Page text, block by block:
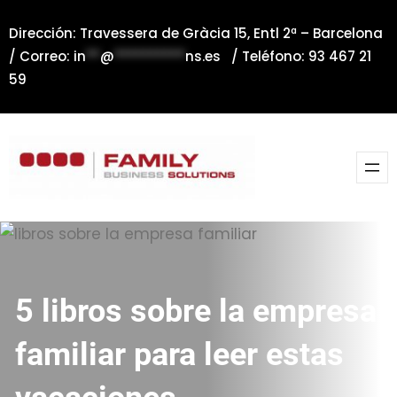
al
contenido
Dirección: Travessera de Gràcia 15, Entl 2ª – Barcelona
/ Correo: in**@**********ns.es / Teléfono: 93 467 21
59
5 libros sobre la empresa
familiar para leer estas